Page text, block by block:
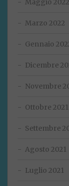
Marzo 2022
Gennaio
Dicembre
Novembre
Ottobre 2021
Settembre
Agosto 2021
Luglio 2021